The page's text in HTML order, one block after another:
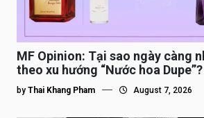
MF Opinion: Tại sao ngày càng
theo xu hướng “Nước hoa Dupe”?
by Thai Khang Pham August 7, 2026